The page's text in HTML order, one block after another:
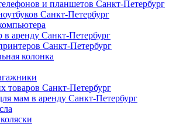
и планшетов Санкт-Петербург
Санкт-Петербург
аренду Санкт-Петербург
Санкт-Петербург
колонка
товаров Санкт-Петербург
мам в аренду Санкт-Петербург